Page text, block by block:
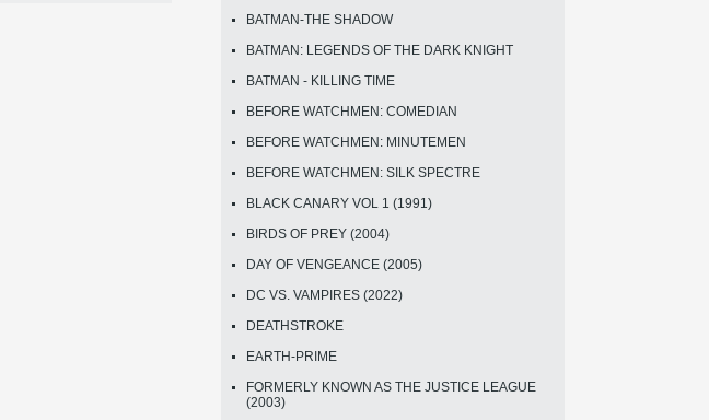
BATMAN-THE SHADOW
BATMAN: LEGENDS OF THE DARK KNIGHT
BATMAN - KILLING TIME
BEFORE WATCHMEN: COMEDIAN
BEFORE WATCHMEN: MINUTEMEN
BEFORE WATCHMEN: SILK SPECTRE
BLACK CANARY VOL 1 (1991)
BIRDS OF PREY (2004)
DAY OF VENGEANCE (2005)
DC VS. VAMPIRES (2022)
DEATHSTROKE
EARTH-PRIME
FORMERLY KNOWN AS THE JUSTICE LEAGUE
(2003)